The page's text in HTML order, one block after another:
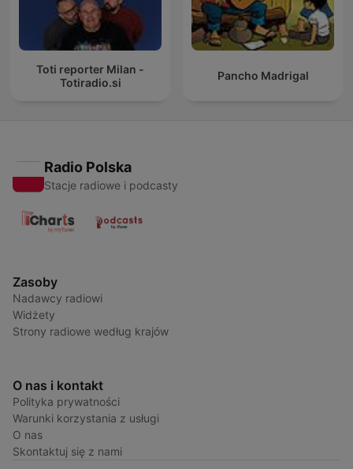
Toti reporter Milan -
Totiradio.si
Pancho Madrigal
Radio Polska
Stacje radiowe i podcasty
Zasoby
Nadawcy radiowi
Widżety
Strony radiowe według krajów
O nas i kontakt
Polityka prywatności
Warunki korzystania z usługi
O nas
Skontaktuj się z nami